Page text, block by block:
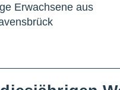
Erwachsene aus